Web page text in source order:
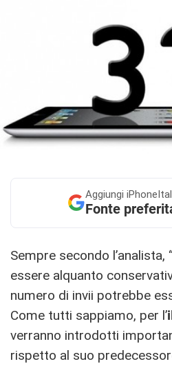
Aggiungi
Fonte
Sempre secondo
essere alquanto
numero di invii potrebbe
Come tutti sappiamo, per l’
verranno introdotti
rispetto al suo